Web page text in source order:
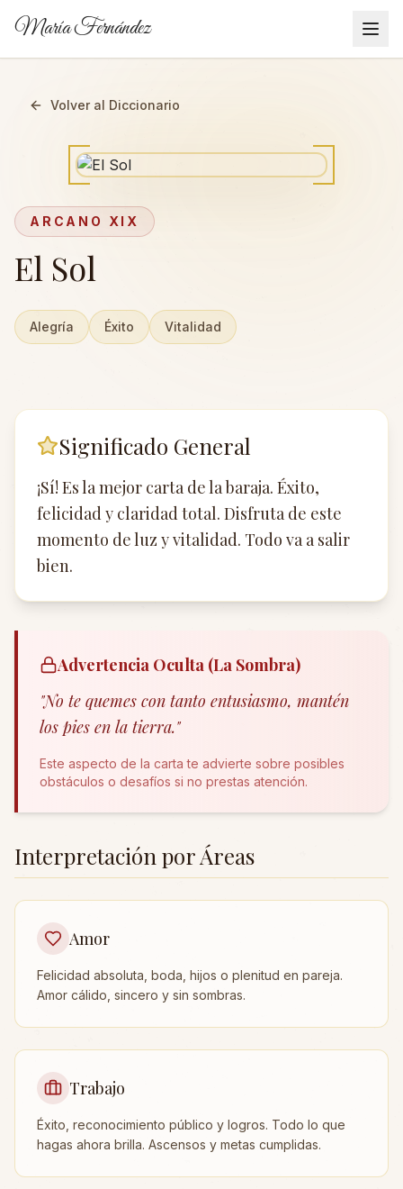
María Fernández
Volver al Diccionario
ARCANO XIX
El Sol
Alegría Éxito Vitalidad
Significado General
¡Sí! Es la mejor carta de la baraja. Éxito,
felicidad y claridad total. Disfruta de este
momento de luz y vitalidad. Todo va a salir
bien.
Advertencia Oculta (La Sombra)
"No te quemes con tanto entusiasmo, mantén
los pies en la tierra."
Este aspecto de la carta te advierte sobre posibles
obstáculos o desafíos si no prestas atención.
Interpretación por Áreas
Amor
Felicidad absoluta, boda, hijos o plenitud en pareja.
Amor cálido, sincero y sin sombras.
Trabajo
Éxito, reconocimiento público y logros. Todo lo que
hagas ahora brilla. Ascensos y metas cumplidas.